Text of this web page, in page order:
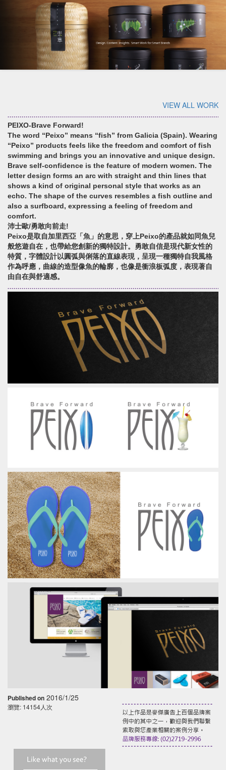
VIEW ALL WORK
PEIXO-Brave Forward!
The word “Peixo” means “fish” from Galicia (Spain). Wearing
“Peixo” products feels like the freedom and comfort of fish
swimming and brings you an innovative and unique design.
Brave self-confidence is the feature of modern women. The
letter design forms an arc with straight and thin lines that
shows a kind of original personal style that works as an
echo. The shape of the curves resembles a fish outline and
also a surfboard, expressing a feeling of freedom and
comfort.
沛士歐/勇敢向前走!
Peixo是取自加里西亞「魚」的意思，穿上Peixo的產品就如同魚兒
般悠遊自在，也帶給您創新的獨特設計。勇敢自信是現代新女性的
特質，字體設計以圓弧與俐落的直線表現，呈現一種獨特自我風格
作為呼應，曲線的造型像魚的輪廓，也像是衝浪板弧度，表現著自
由自在與舒適感。
Published on 2016/1/25
瀏覽: 14154人次